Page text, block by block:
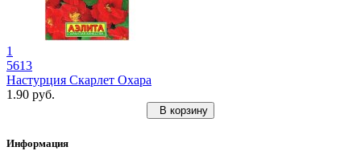
1
5613
Настурция Скарлет Охара
1.90 руб.
В корзину
Информация